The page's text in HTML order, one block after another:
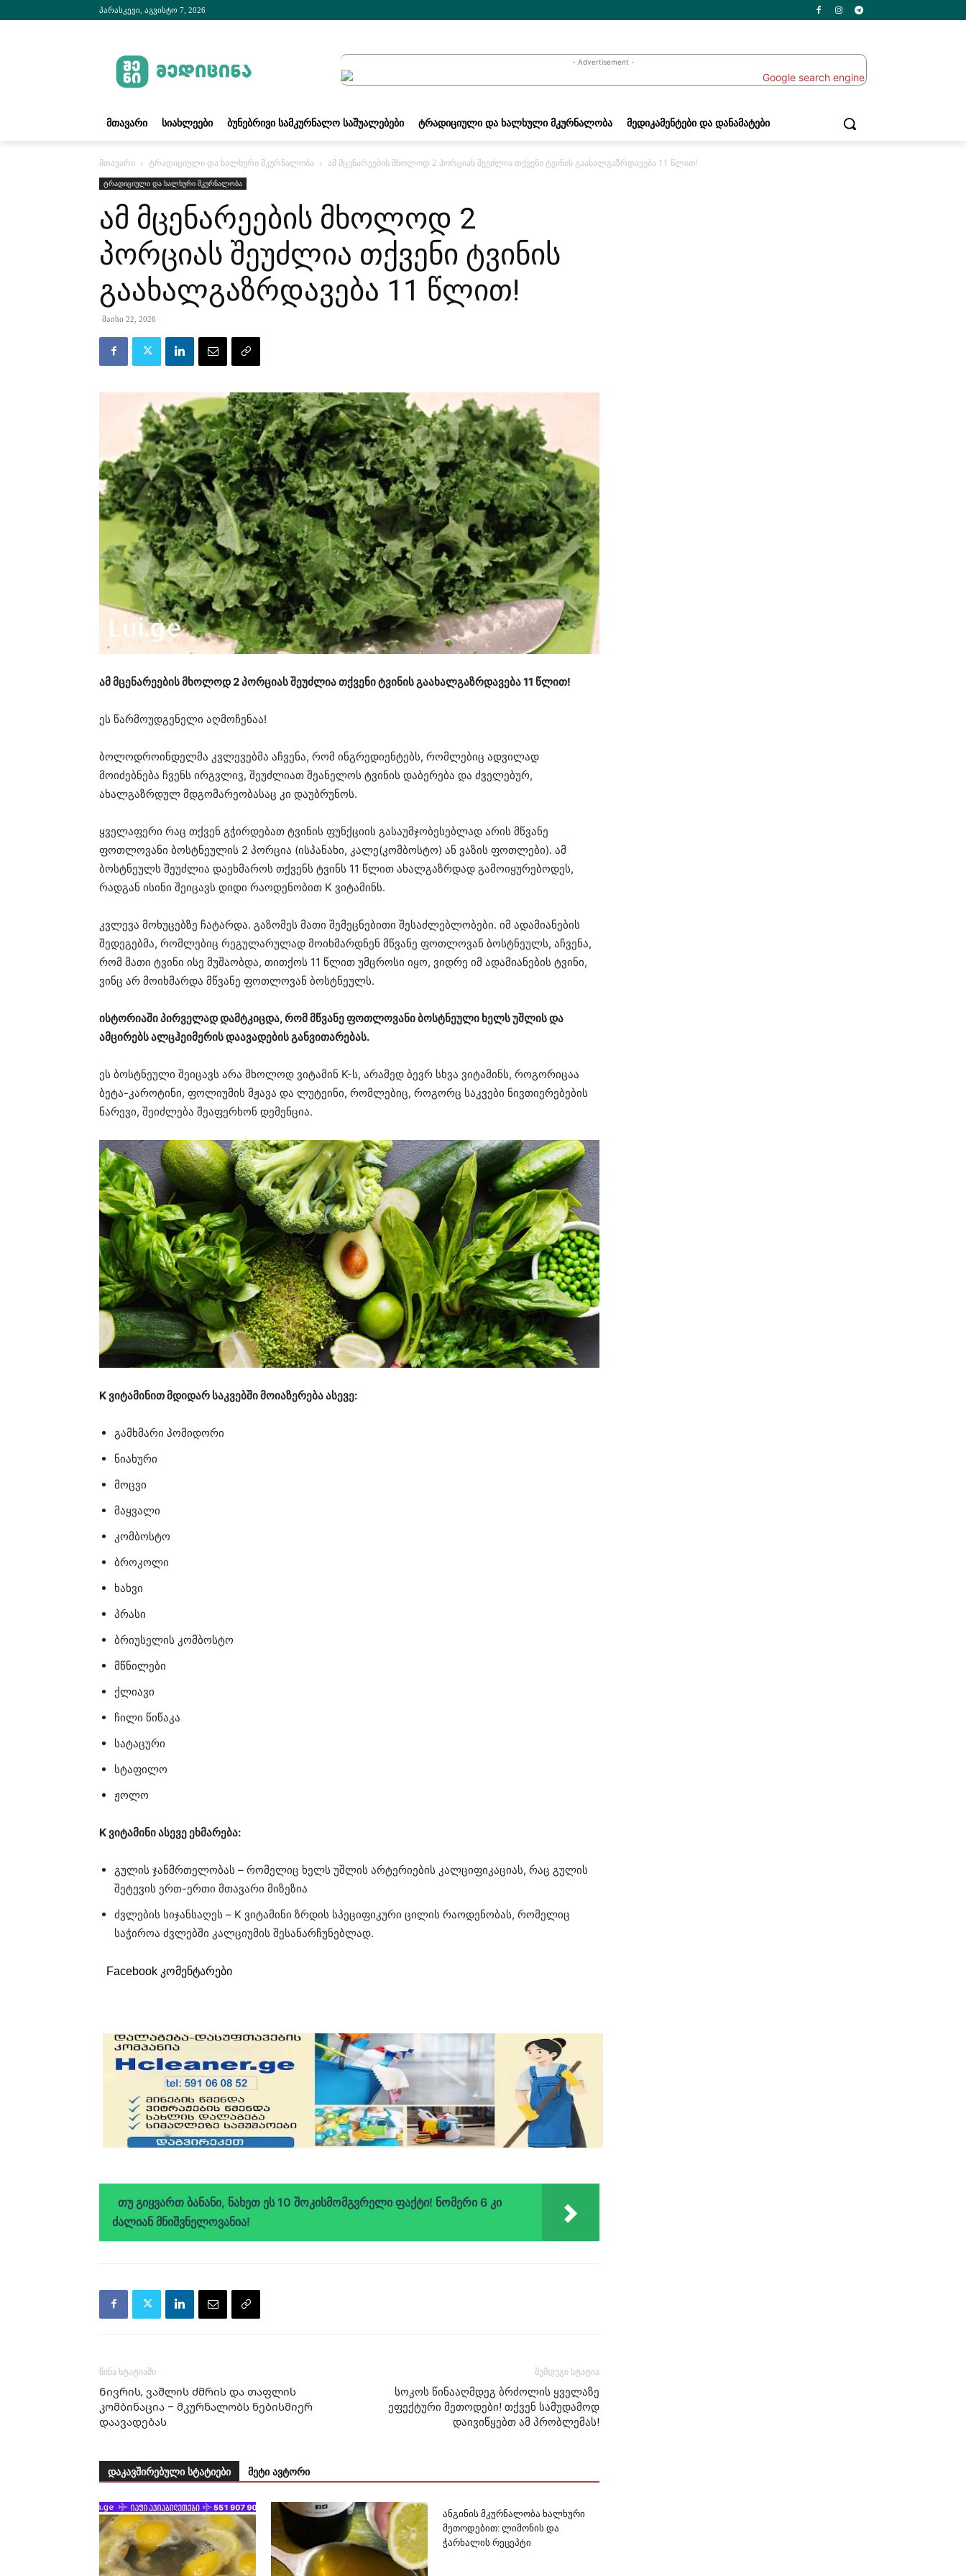
პარასკევი, აგვისტო 7, 2026
- Advertisement -
ᲛᲗᲐᲕᲐᲠᲘ ᲡᲘᲐᲮᲚᲔᲔᲑᲘ ᲑᲣᲜᲔᲑᲠᲘᲕᲘ ᲡᲐᲛᲙᲣᲠᲜᲐᲚᲝ ᲡᲐᲨᲣᲐᲚᲔᲑᲔᲑᲘ ᲢᲠᲐᲓᲘᲪᲘᲣᲚᲘ ᲓᲐ ᲮᲐᲚᲮᲣᲚᲘ ᲛᲙᲣᲠᲜᲐᲚᲝᲑᲐ ᲛᲔᲓᲘᲙᲐᲛᲔᲜᲢᲔᲑᲘ ᲓᲐ ᲓᲐᲜᲐᲛᲐᲢᲔᲑᲘ
მთავარი ტრადიციული და ხალხური მკურნალობა ამ მცენარეების მხოლოდ 2 პორციას შეუძლია თქვენი ტვინის გაახალგაზრდავება 11 წლით!
ტრადიციული და ხალხური მკურნალობა
ამ მცენარეების მხოლოდ 2
პორციას შეუძლია თქვენი ტვინის
გაახალგაზრდავება 11 წლით!
მაისი 22, 2026
ამ მცენარეების მხოლოდ 2 პორციას შეუძლია თქვენი ტვინის გაახალგაზრდავება 11 წლით!
ეს წარმოუდგენელი აღმოჩენაა!
ბოლოდროინდელმა კვლევებმა აჩვენა, რომ ინგრედიენტებს, რომლებიც ადვილად
მოიძებნება ჩვენს ირგვლივ, შეუძლიათ შეანელოს ტვინის დაბერება და ძველებურ,
ახალგაზრდულ მდგომარეობასაც კი დაუბრუნოს.
ყველაფერი რაც თქვენ გჭირდებათ ტვინის ფუნქციის გასაუმჯობესებლად არის მწვანე
ფოთლოვანი ბოსტნეულის 2 პორცია (ისპანახი, კალე(კომბოსტო) ან ვაზის ფოთლები). ამ
ბოსტნეულს შეუძლია დაეხმაროს თქვენს ტვინს 11 წლით ახალგაზრდად გამოიყურებოდეს,
რადგან ისინი შეიცავს დიდი რაოდენობით K ვიტამინს.
კვლევა მოხუცებზე ჩატარდა. გაზომეს მათი შემეცნებითი შესაძლებლობები. იმ ადამიანების
შედეგებმა, რომლებიც რეგულარულად მოიხმარდნენ მწვანე ფოთლოვან ბოსტნეულს, აჩვენა,
რომ მათი ტვინი ისე მუშაობდა, თითქოს 11 წლით უმცროსი იყო, ვიდრე იმ ადამიანების ტვინი,
ვინც არ მოიხმარდა მწვანე ფოთლოვან ბოსტნეულს.
ისტორიაში პირველად დამტკიცდა, რომ მწვანე ფოთლოვანი ბოსტნეული ხელს უშლის და
ამცირებს ალცჰეიმერის დაავადების განვითარებას.
ეს ბოსტნეული შეიცავს არა მხოლოდ ვიტამინ K-ს, არამედ ბევრ სხვა ვიტამინს, როგორიცაა
ბეტა-კაროტინი, ფოლიუმის მჟავა და ლუტეინი, რომლებიც, როგორც საკვები ნივთიერებების
ნარევი, შეიძლება შეაფერხონ დემენცია.
K ვიტამინით მდიდარ საკვებში მოიაზერება ასევე:
გამხმარი პომიდორი
ნიახური
მოცვი
მაყვალი
კომბოსტო
ბროკოლი
ხახვი
პრასი
ბრიუსელის კომბოსტო
მწნილები
ქლიავი
ჩილი წიწაკა
სატაცური
სტაფილო
ჟოლო
K ვიტამინი ასევე ეხმარება:
გულის ჯანმრთელობას – რომელიც ხელს უშლის არტერიების კალციფიკაციას, რაც გულის
შეტევის ერთ-ერთი მთავარი მიზეზია
ძვლების სიჯანსაღეს – K ვიტამინი ზრდის სპეციფიკური ცილის რაოდენობას, რომელიც
საჭიროა ძვლებში კალციუმის შესანარჩუნებლად.
Facebook კომენტარები
თუ გიყვართ ბანანი, ნახეთ ეს 10 შოკისმომგვრელი ფაქტი! ნომერი 6 კი
ძალიან მნიშვნელოვანია!
წინა სტატიაში
Ნივრის, ვაშლის ძმრის და თაფლის
კომბინაცია – მკურნალობს ნებისმიერ
დაავადებას
შემდეგი სტატია
სოკოს წინააღმდეგ ბრძოლის ყველაზე
ეფექტური მეთოდები! თქვენ სამუდამოდ
დაივიწყებთ ამ პრობლემას!
დაკავშირებული სტატიები მეტი ავტორი
ანგინის მკურნალობა ხალხური
მეთოდებით: ლიმონის და
ჭარხალის რეცეპტი